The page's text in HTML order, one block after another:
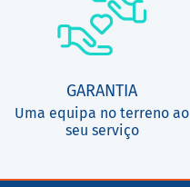
GARANTIA
Uma equipa no terreno ao
seu serviço